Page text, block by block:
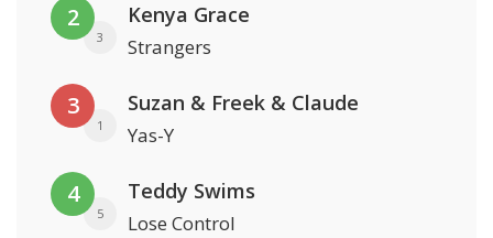
2
3
Kenya Grace
Strangers
3
1
Suzan & Freek & Claude
Yas-Y
4
5
Teddy Swims
Lose Control